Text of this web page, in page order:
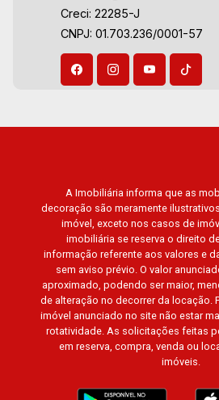
Arara Azul, Verona, Milano,
Paineiras, Aroeira, Figueira
Jardim Saint Gerard, Buritis,
Santorini, Siena, Alto do
Verde, Country Village, San
Jardim Canadá, Torino, Città di
Diego, Quinta da Alvorada,
Villa e Quinta do Golfe. Avenida João Fiúsa,
1051 - Alto da Boa Vista |
Creci: 22285-J
CNPJ: 01.703.236/0001-57
A Imobiliária informa que as
decoração são meramente
imóvel, exceto nos casos de
imobiliária se reserva o direito
informação referente aos valores e
sem aviso prévio. O valor
aproximado, podendo ser maior,
de alteração no decorrer da locação.
imóvel anunciado no site não estar
rotatividade. As solicitações feitas
em reserva, compra, venda ou
imóveis.